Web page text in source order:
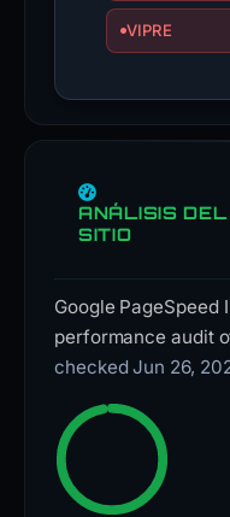
VIPRE
ANÁLISIS DEL
SITIO
Google
performance audit
checked Jun 26,